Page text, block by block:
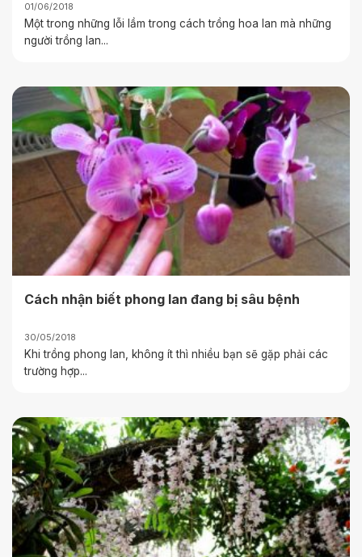
01/06/2018
Một trong những lỗi lầm trong cách trồng hoa lan mà những
người trồng lan...
Cách nhận biết phong lan đang bị sâu bệnh
30/05/2018
Khi trồng phong lan, không ít thì nhiều bạn sẽ gặp phải các
trường hợp...